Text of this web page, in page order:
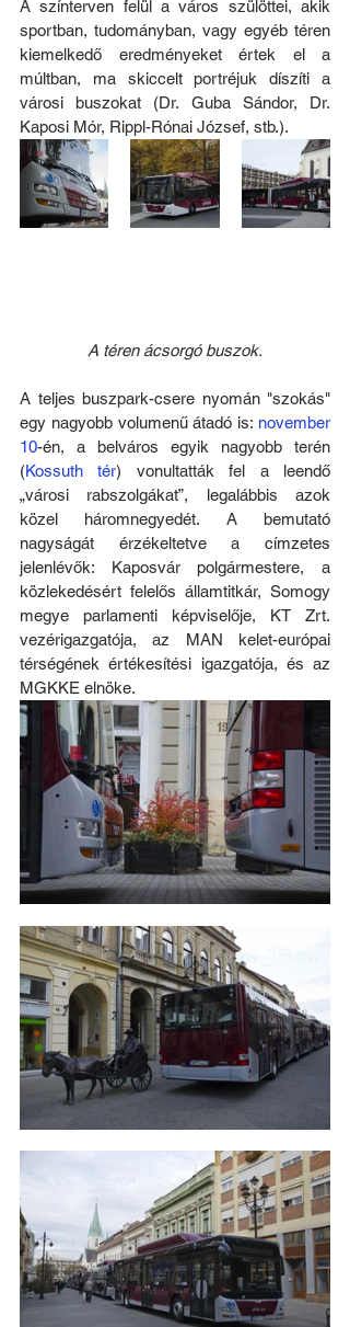
A színterven felül a város szülöttei, akik
sportban, tudományban, vagy egyéb téren
kiemelkedő eredményeket értek el a
múltban, ma skiccelt portréjuk díszíti a
városi buszokat (Dr. Guba Sándor, Dr.
Kaposi Mór, Rippl-Rónai József, stb.).
A téren ácsorgó buszok.
A teljes buszpark-csere nyomán "szokás"
egy nagyobb volumenű átadó is: november
10-én, a belváros egyik nagyobb terén
(Kossuth tér) vonultatták fel a leendő
„városi rabszolgákat”, legalábbis azok
közel háromnegyedét. A bemutató
nagyságát érzékeltetve a címzetes
jelenlévők: Kaposvár polgármestere, a
közlekedésért felelős államtitkár, Somogy
megye parlamenti képviselője, KT Zrt.
vezérigazgatója, az MAN kelet-európai
térségének értékesítési igazgatója, és az
MGKKE elnöke.